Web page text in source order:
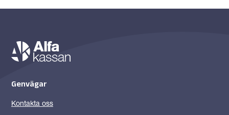
Genvägar
Kontakta oss